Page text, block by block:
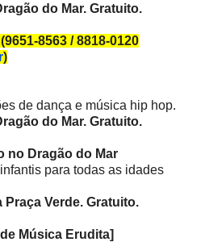
do Mar. Gratuito.
8563 / 8818-0120
)
de dança e música hip hop.
do Mar. Gratuito.
no Dragão do Mar
para todas as idades
Praça Verde. Gratuito.
Música Erudita]